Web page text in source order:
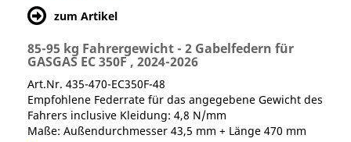
zum Artikel
85-95 kg Fahrergewicht - 2 Gabelfedern für
GASGAS EC 350F , 2024-2026
Art.Nr. 435-470-EC350F-48
Empfohlene Federrate für das angegebene Gewicht des
Fahrers inclusive Kleidung: 4,8 N/mm
Maße: Außendurchmesser 43,5 mm + Länge 470 mm